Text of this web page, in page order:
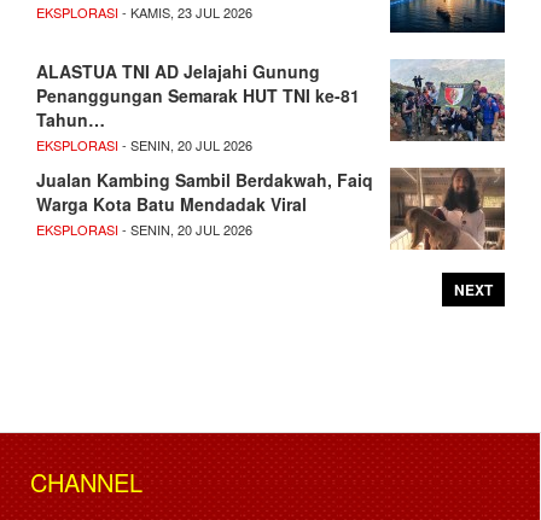
EKSPLORASI- KAMIS, 23 JUL 2026
ALASTUA TNI AD Jelajahi Gunung
Penanggungan Semarak HUT TNI ke-81
Tahun…
EKSPLORASI- SENIN, 20 JUL 2026
Jualan Kambing Sambil Berdakwah, Faiq
Warga Kota Batu Mendadak Viral
EKSPLORASI- SENIN, 20 JUL 2026
NEXT
CHANNEL